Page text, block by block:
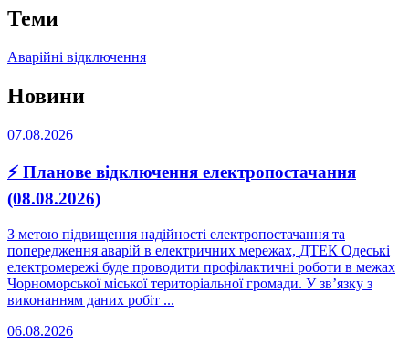
Теми
Аварійні відключення
Новини
07.08.2026
⚡ Планове відключення електропостачання
(08.08.2026)
З метою підвищення надійності електропостачання та
попередження аварій в електричних мережах, ДТЕК Одеські
електромережі буде проводити профілактичні роботи в межах
Чорноморської міської територіальної громади. У зв’язку з
виконанням даних робіт ...
06.08.2026